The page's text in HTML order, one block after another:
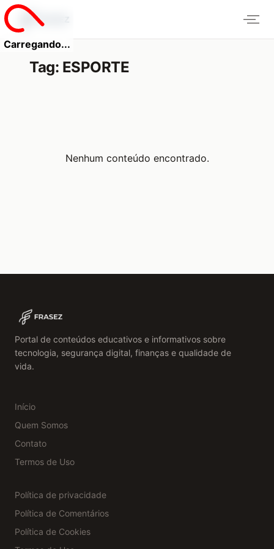
Carregando...
Tag: ESPORTE
Nenhum conteúdo encontrado.
Portal de conteúdos educativos e informativos sobre
tecnologia, segurança digital, finanças e qualidade de
vida.
Início
Quem Somos
Contato
Termos de Uso
Política de privacidade
Política de Comentários
Política de Cookies